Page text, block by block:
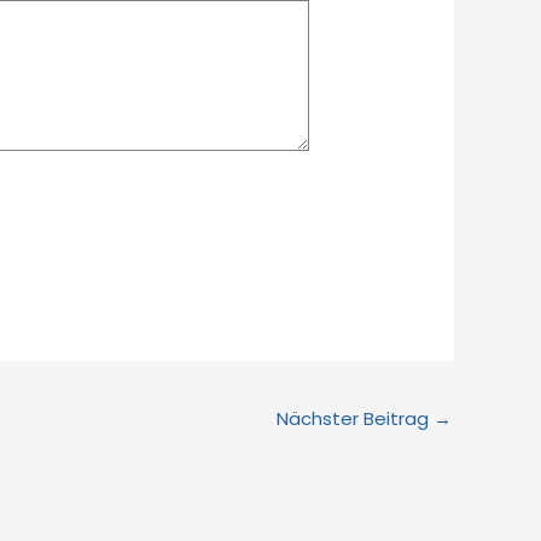
Nächster Beitrag →